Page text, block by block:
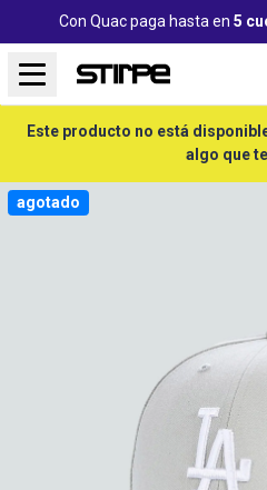
Con Quac paga hasta en 5
Este producto no está
algo que
agotado